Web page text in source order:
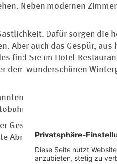
Neben modernen
Dafür sorgen die
Aber auch das Gespür,
find Sie im Hotel-
dem wunderschönen
Wallfahrtskirche
A3 ist es jedoch auch
Geschäftsreisender – im
Abrundung für jeden Tag.